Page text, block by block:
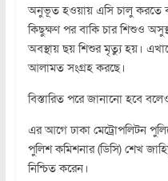
অনুভূত হওয়ায় এসি চালু করতে
কিছুক্ষণ পর বাকি চার শিশুও
অবস্থায় ছয় শিশুর মৃত্যু হয়।
আলামত সংগ্রহ করছে।
বিস্তারিত পরে জানানো হবে
এর আগে ঢাকা মেট্রোপলিটন
পুলিশ কমিশনার (ডিসি) শেখ
নিশ্চিত করেন।